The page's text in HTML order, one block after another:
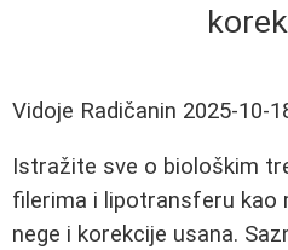
Vidoje Radičanin 2025-10-
Istražite sve o biološkim
filerima i lipotransferu kao
nege i korekcije usana.